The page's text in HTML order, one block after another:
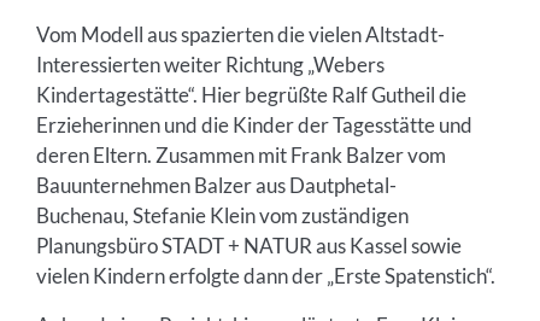
Vom Modell aus spazierten die vielen Altstadt-
Interessierten weiter Richtung „Webers
Kindertagestätte“. Hier begrüßte Ralf Gutheil die
Erzieherinnen und die Kinder der Tagesstätte und
deren Eltern. Zusammen mit Frank Balzer vom
Bauunternehmen Balzer aus Dautphetal-
Buchenau, Stefanie Klein vom zuständigen
Planungsbüro STADT + NATUR aus Kassel sowie
vielen Kindern erfolgte dann der „Erste Spatenstich“.